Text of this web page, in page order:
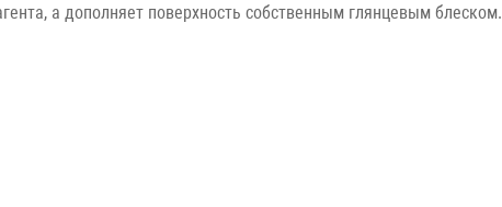
а дополняет поверхность собственным глянцевым блеском.